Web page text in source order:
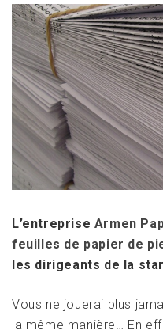
L’entreprise Armen
feuilles de papier de
les dirigeants de la
Vous ne jouerai plus
la même manière… En